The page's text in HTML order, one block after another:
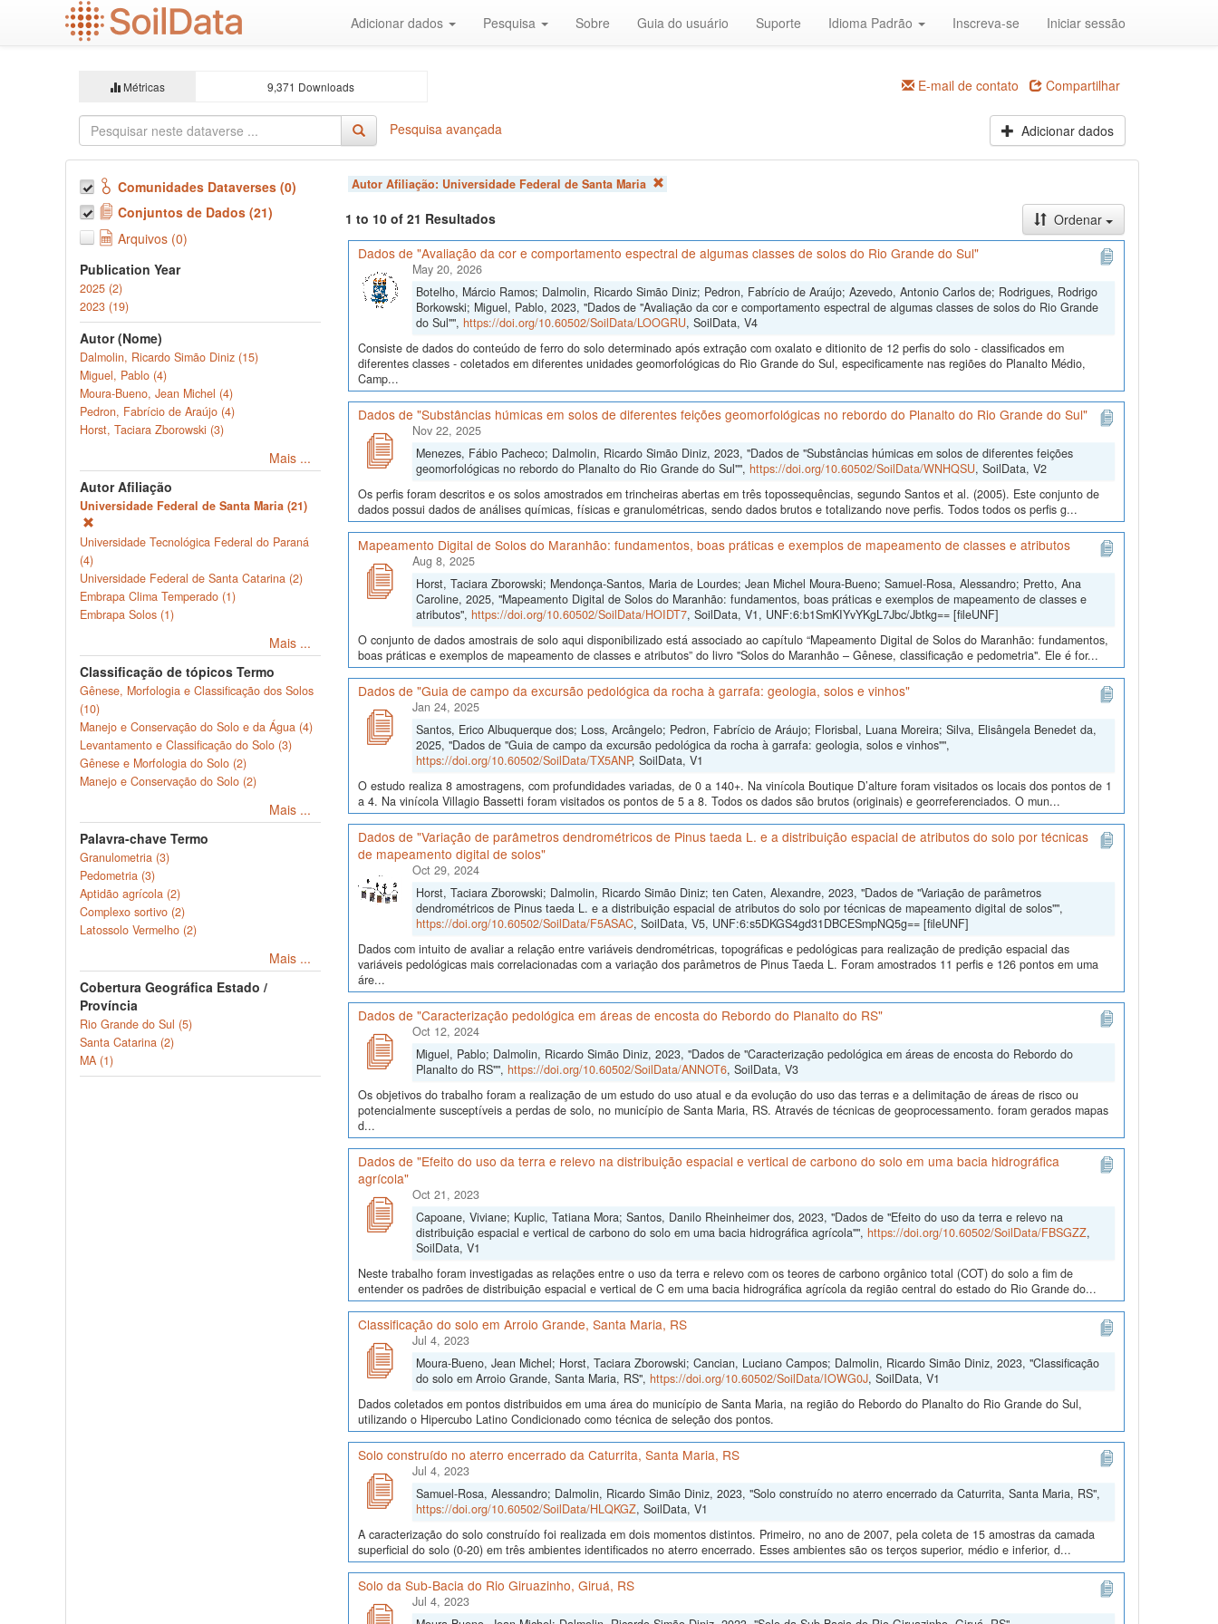
Adicionar dados Pesquisa Sobre Guia do usuário Suporte Idioma Padrão Inscreva-se Iniciar sessão
Métricas 9,371 Downloads E-mail de contato Compartilhar
Pesquisa avançada Adicionar dados
Comunidades Dataverses (0)
Conjuntos de Dados (21)
Arquivos (0)
Publication Year
2025 (2)
2023 (19)
Autor (Nome)
Dalmolin, Ricardo Simão Diniz (15)
Miguel, Pablo (4)
Moura-Bueno, Jean Michel (4)
Pedron, Fabrício de Araújo (4)
Horst, Taciara Zborowski (3)
Mais ...
Autor Afiliação
Universidade Federal de Santa Maria (21)
Universidade Tecnológica Federal do Paraná
(4)
Universidade Federal de Santa Catarina (2)
Embrapa Clima Temperado (1)
Embrapa Solos (1)
Mais ...
Classificação de tópicos Termo
Gênese, Morfologia e Classificação dos Solos
(10)
Manejo e Conservação do Solo e da Água (4)
Levantamento e Classificação do Solo (3)
Gênese e Morfologia do Solo (2)
Manejo e Conservação do Solo (2)
Mais ...
Palavra-chave Termo
Granulometria (3)
Pedometria (3)
Aptidão agrícola (2)
Complexo sortivo (2)
Latossolo Vermelho (2)
Mais ...
Cobertura Geográfica Estado /
Província
Rio Grande do Sul (5)
Santa Catarina (2)
MA (1)
Autor Afiliação: Universidade Federal de Santa Maria
1 to 10 of 21 Resultados
Ordenar
Dados de "Avaliação da cor e comportamento espectral de algumas classes de solos do Rio Grande do Sul"
May 20, 2026
Botelho, Márcio Ramos; Dalmolin, Ricardo Simão Diniz; Pedron, Fabrício de Araújo; Azevedo, Antonio Carlos de; Rodrigues, Rodrigo
Borkowski; Miguel, Pablo, 2023, "Dados de "Avaliação da cor e comportamento espectral de algumas classes de solos do Rio Grande
do Sul"", https://doi.org/10.60502/SoilData/LOOGRU, SoilData, V4
Consiste de dados do conteúdo de ferro do solo determinado após extração com oxalato e ditionito de 12 perfis do solo - classificados em
diferentes classes - coletados em diferentes unidades geomorfológicas do Rio Grande do Sul, especificamente nas regiões do Planalto Médio,
Camp...
Dados de "Substâncias húmicas em solos de diferentes feições geomorfológicas no rebordo do Planalto do Rio Grande do Sul"
Nov 22, 2025
Menezes, Fábio Pacheco; Dalmolin, Ricardo Simão Diniz, 2023, "Dados de "Substâncias húmicas em solos de diferentes feições
geomorfológicas no rebordo do Planalto do Rio Grande do Sul"", https://doi.org/10.60502/SoilData/WNHQSU, SoilData, V2
Os perfis foram descritos e os solos amostrados em trincheiras abertas em três topossequências, segundo Santos et al. (2005). Este conjunto de
dados possui dados de análises químicas, físicas e granulométricas, sendo dados brutos e totalizando nove perfis. Todos todos os perfis g...
Mapeamento Digital de Solos do Maranhão: fundamentos, boas práticas e exemplos de mapeamento de classes e atributos
Aug 8, 2025
Horst, Taciara Zborowski; Mendonça-Santos, Maria de Lourdes; Jean Michel Moura-Bueno; Samuel-Rosa, Alessandro; Pretto, Ana
Caroline, 2025, "Mapeamento Digital de Solos do Maranhão: fundamentos, boas práticas e exemplos de mapeamento de classes e
atributos", https://doi.org/10.60502/SoilData/HOIDT7, SoilData, V1, UNF:6:b1SmKIYvYKgL7Jbc/Jbtkg== [fileUNF]
O conjunto de dados amostrais de solo aqui disponibilizado está associado ao capítulo “Mapeamento Digital de Solos do Maranhão: fundamentos,
boas práticas e exemplos de mapeamento de classes e atributos” do livro "Solos do Maranhão – Gênese, classificação e pedometria". Ele é for...
Dados de "Guia de campo da excursão pedológica da rocha à garrafa: geologia, solos e vinhos"
Jan 24, 2025
Santos, Erico Albuquerque dos; Loss, Arcângelo; Pedron, Fabrício de Aráujo; Florisbal, Luana Moreira; Silva, Elisângela Benedet da,
2025, "Dados de "Guia de campo da excursão pedológica da rocha à garrafa: geologia, solos e vinhos"",
https://doi.org/10.60502/SoilData/TX5ANP, SoilData, V1
O estudo realiza 8 amostragens, com profundidades variadas, de 0 a 140+. Na vinícola Boutique D’alture foram visitados os locais dos pontos de 1
a 4. Na vinícola Villagio Bassetti foram visitados os pontos de 5 a 8. Todos os dados são brutos (originais) e georreferenciados. O mun...
Dados de "Variação de parâmetros dendrométricos de Pinus taeda L. e a distribuição espacial de atributos do solo por técnicas
de mapeamento digital de solos"
Oct 29, 2024
Horst, Taciara Zborowski; Dalmolin, Ricardo Simão Diniz; ten Caten, Alexandre, 2023, "Dados de "Variação de parâmetros
dendrométricos de Pinus taeda L. e a distribuição espacial de atributos do solo por técnicas de mapeamento digital de solos"",
https://doi.org/10.60502/SoilData/F5ASAC, SoilData, V5, UNF:6:s5DKGS4gd31DBCESmpNQ5g== [fileUNF]
Dados com intuito de avaliar a relação entre variáveis dendrométricas, topográficas e pedológicas para realização de predição espacial das
variáveis pedológicas mais correlacionadas com a variação dos parâmetros de Pinus Taeda L. Foram amostrados 11 perfis e 126 pontos em uma
áre...
Dados de "Caracterização pedológica em áreas de encosta do Rebordo do Planalto do RS"
Oct 12, 2024
Miguel, Pablo; Dalmolin, Ricardo Simão Diniz, 2023, "Dados de "Caracterização pedológica em áreas de encosta do Rebordo do
Planalto do RS"", https://doi.org/10.60502/SoilData/ANNOT6, SoilData, V3
Os objetivos do trabalho foram a realização de um estudo do uso atual e da evolução do uso das terras e a delimitação de áreas de risco ou
potencialmente susceptíveis a perdas de solo, no município de Santa Maria, RS. Através de técnicas de geoprocessamento. foram gerados mapas
d...
Dados de "Efeito do uso da terra e relevo na distribuição espacial e vertical de carbono do solo em uma bacia hidrográfica
agrícola"
Oct 21, 2023
Capoane, Viviane; Kuplic, Tatiana Mora; Santos, Danilo Rheinheimer dos, 2023, "Dados de "Efeito do uso da terra e relevo na
distribuição espacial e vertical de carbono do solo em uma bacia hidrográfica agrícola"", https://doi.org/10.60502/SoilData/FBSGZZ,
SoilData, V1
Neste trabalho foram investigadas as relações entre o uso da terra e relevo com os teores de carbono orgânico total (COT) do solo a fim de
entender os padrões de distribuição espacial e vertical de C em uma bacia hidrográfica agrícola da região central do estado do Rio Grande do...
Classificação do solo em Arroio Grande, Santa Maria, RS
Jul 4, 2023
Moura-Bueno, Jean Michel; Horst, Taciara Zborowski; Cancian, Luciano Campos; Dalmolin, Ricardo Simão Diniz, 2023, "Classificação
do solo em Arroio Grande, Santa Maria, RS", https://doi.org/10.60502/SoilData/IOWG0J, SoilData, V1
Dados coletados em pontos distribuidos em uma área do município de Santa Maria, na região do Rebordo do Planalto do Rio Grande do Sul,
utilizando o Hipercubo Latino Condicionado como técnica de seleção dos pontos.
Solo construído no aterro encerrado da Caturrita, Santa Maria, RS
Jul 4, 2023
Samuel-Rosa, Alessandro; Dalmolin, Ricardo Simão Diniz, 2023, "Solo construído no aterro encerrado da Caturrita, Santa Maria, RS",
https://doi.org/10.60502/SoilData/HLQKGZ, SoilData, V1
A caracterização do solo construído foi realizada em dois momentos distintos. Primeiro, no ano de 2007, pela coleta de 15 amostras da camada
superficial do solo (0-20) em três ambientes identificados no aterro encerrado. Esses ambientes são os terços superior, médio e inferior, d...
Solo da Sub-Bacia do Rio Giruazinho, Giruá, RS
Jul 4, 2023